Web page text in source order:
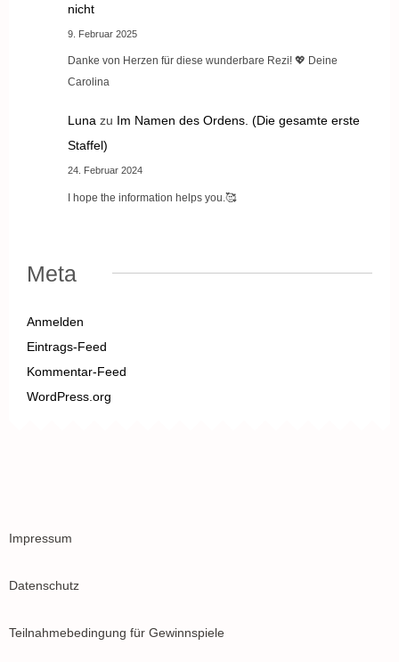
nicht
9. Februar 2025
Danke von Herzen für diese wunderbare Rezi! 💖 Deine
Carolina
Luna zu Im Namen des Ordens. (Die gesamte erste
Staffel)
24. Februar 2024
I hope the information helps you.🥰
Meta
Anmelden
Eintrags-Feed
Kommentar-Feed
WordPress.org
Impressum
Datenschutz
Teilnahmebedingung für Gewinnspiele